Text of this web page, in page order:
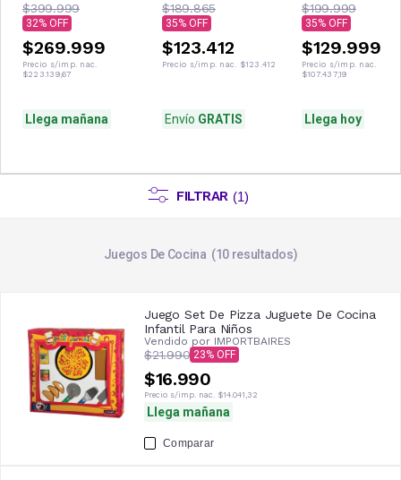
Remoto Musica Usb
Luces
$399.999
32
$269.999
Precio s/imp. nac.
$223.139,67
Llega mañana
$189.865
35
$123.412
Precio s/imp. nac. $123.412
Envío GRATIS
$199.999
35
$129.999
Precio s/imp. nac.
$107.437,19
Llega hoy
FILTRAR (1)
Juegos De Cocina 10resultados
Juego Set De Pizza Juguete De Cocina
Infantil Para Niños
Vendido por IMPORTBAIRES
$21.990 23
$16.990
Precio s/imp. nac. $14.041,32
Llega mañana
Comparar